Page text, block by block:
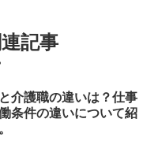
記事
介護職の違いは？仕事
条件の違いについて紹